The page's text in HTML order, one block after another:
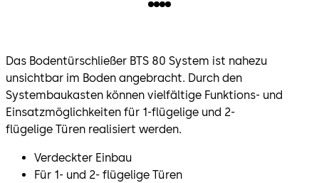
Das Bodentürschließer BTS 80 System ist nahezu
unsichtbar im Boden angebracht. Durch den
Systembaukasten können vielfältige Funktions- und
Einsatzmöglichkeiten für 1-flügelige und 2-
flügelige Türen realisiert werden.
Verdeckter Einbau
Für 1- und 2- flügelige Türen